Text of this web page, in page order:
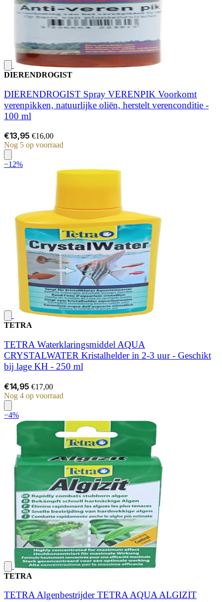
DIERENDROGIST
DIERENDROGIST Spray VERENPIK Voorkomt
verenpikken, natuurlijke oliën, herstelt verenconditie -
100 ml
€13,95 €16,00
Nog 5 op voorraad
−12%
TETRA
TETRA Waterklaringsmiddel AQUA
CRYSTALWATER Kristalhelder in 2-3 uur - Geschikt
bij lage KH - 250 ml
€14,95 €17,00
Nog 4 op voorraad
−4%
TETRA
TETRA Algenbestrijder TETRA AQUA ALGIZIT